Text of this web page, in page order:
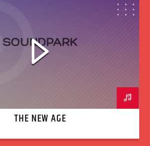
THE NEW AGE